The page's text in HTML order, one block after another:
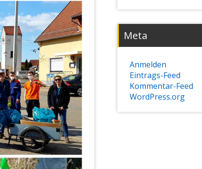
Meta
Anmelden
Eintrags-Feed
Kommentar-Feed
WordPress.org